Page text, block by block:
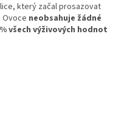
který začal prosazovat
Ovoce neobsahuje žádné
všech výživových hodnot